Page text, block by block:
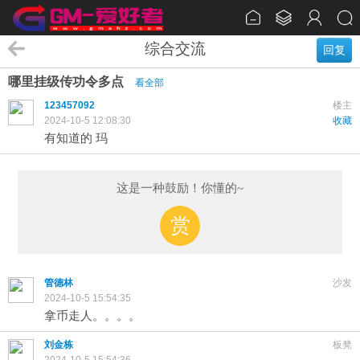
回复
综合交流
哪里挂级传功令多点
看全部
楼主
123457092
收藏
2024-10-5 12:08:30
有知道的 玛
这是一种鼓励！你懂的~
赏
沙发
管德林
2024-10-5 15:54:35
拿币走人。。。。
板凳
刘金栋